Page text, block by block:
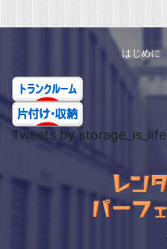
はじめに
Tweets by storage_is_life